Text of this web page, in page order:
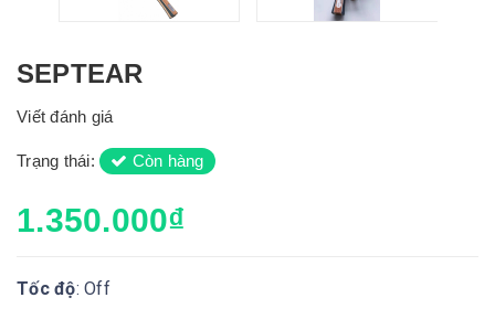
SEPTEAR
Viết đánh giá
Trạng thái: Còn hàng
1.350.000₫
Tốc độ: Off